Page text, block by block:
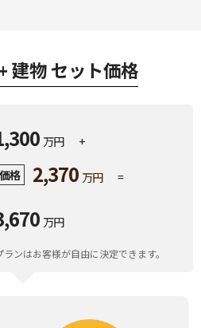
建物 セット価格
万円 +
格 2,370 万円 =
万円
ンはお客様が自由に決定できます。